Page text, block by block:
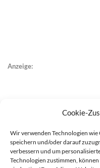
Cookie-
Wir verwenden Technologien
speichern und/oder darauf
verbessern und um
Technologien zustimmen,
Anzeige: